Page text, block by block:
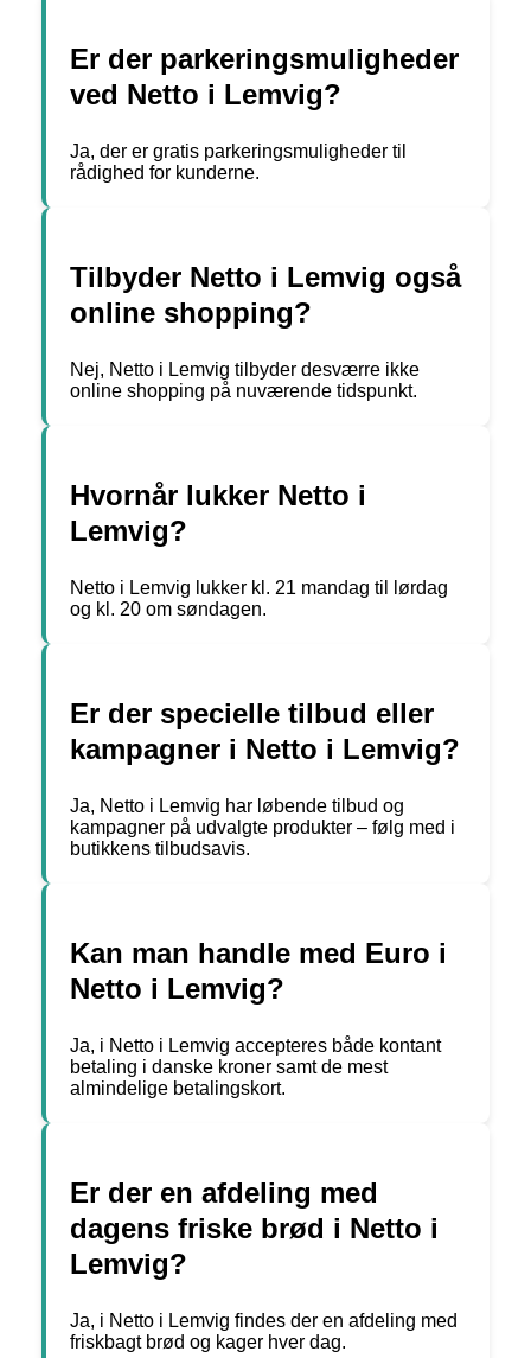
Er der parkeringsmuligheder
ved Netto i Lemvig?
Ja, der er gratis parkeringsmuligheder til
rådighed for kunderne.
Tilbyder Netto i Lemvig også
online shopping?
Nej, Netto i Lemvig tilbyder desværre ikke
online shopping på nuværende tidspunkt.
Hvornår lukker Netto i
Lemvig?
Netto i Lemvig lukker kl. 21 mandag til lørdag
og kl. 20 om søndagen.
Er der specielle tilbud eller
kampagner i Netto i Lemvig?
Ja, Netto i Lemvig har løbende tilbud og
kampagner på udvalgte produkter – følg med i
butikkens tilbudsavis.
Kan man handle med Euro i
Netto i Lemvig?
Ja, i Netto i Lemvig accepteres både kontant
betaling i danske kroner samt de mest
almindelige betalingskort.
Er der en afdeling med
dagens friske brød i Netto i
Lemvig?
Ja, i Netto i Lemvig findes der en afdeling med
friskbagt brød og kager hver dag.